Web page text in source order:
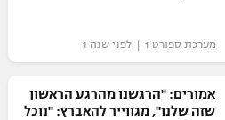
מערכת ספורט 1 | לפני שנה 1
אמורים: "הרגשנו מהרגע הראשון
שזה שלנו", מגווייר להאברץ: "נוכל